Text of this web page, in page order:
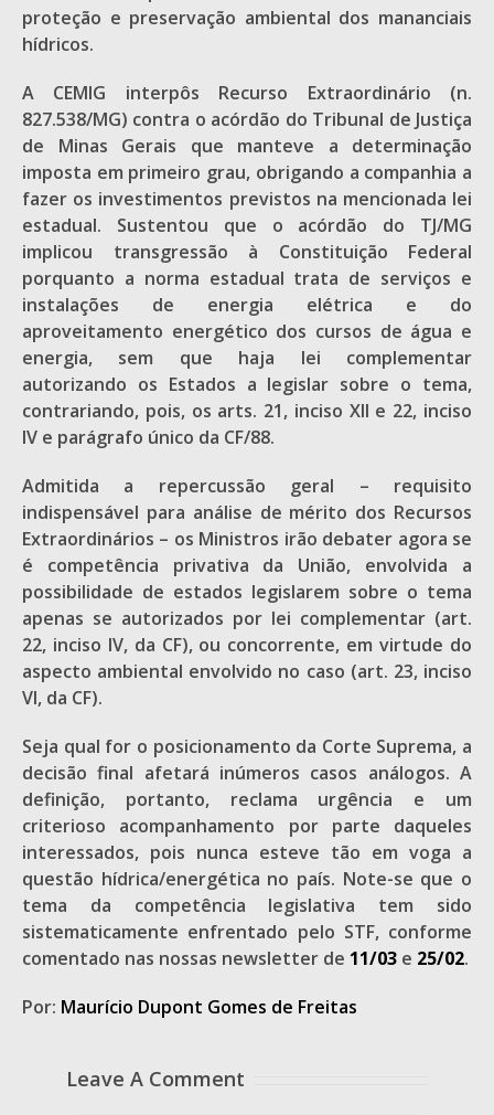
proteção e preservação ambiental dos mananciais
hídricos.
A CEMIG interpôs Recurso Extraordinário (n.
827.538/MG) contra o acórdão do Tribunal de Justiça
de Minas Gerais que manteve a determinação
imposta em primeiro grau, obrigando a companhia a
fazer os investimentos previstos na mencionada lei
estadual. Sustentou que o acórdão do TJ/MG
implicou transgressão à Constituição Federal
porquanto a norma estadual trata de serviços e
instalações de energia elétrica e do
aproveitamento energético dos cursos de água e
energia, sem que haja lei complementar
autorizando os Estados a legislar sobre o tema,
contrariando, pois, os arts. 21, inciso XII e 22, inciso
IV e parágrafo único da CF/88.
Admitida a repercussão geral – requisito
indispensável para análise de mérito dos Recursos
Extraordinários – os Ministros irão debater agora se
é competência privativa da União, envolvida a
possibilidade de estados legislarem sobre o tema
apenas se autorizados por lei complementar (art.
22, inciso IV, da CF), ou concorrente, em virtude do
aspecto ambiental envolvido no caso (art. 23, inciso
VI, da CF).
Seja qual for o posicionamento da Corte Suprema, a
decisão final afetará inúmeros casos análogos. A
definição, portanto, reclama urgência e um
criterioso acompanhamento por parte daqueles
interessados, pois nunca esteve tão em voga a
questão hídrica/energética no país. Note-se que o
tema da competência legislativa tem sido
sistematicamente enfrentado pelo STF, conforme
comentado nas nossas newsletter de 11/03 e 25/02.
Por: Maurício Dupont Gomes de Freitas
Leave A Comment